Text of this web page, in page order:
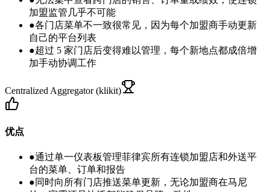
加盟监管几乎不可能
●各门店菜单不一致很常见，因为每个加盟商手动更新
自己的平台列表
●超过 5 家门店后变得难以管理，每个新地点都成倍增
加手动协调工作
Centralized Aggregator (klikit)
优点
●通过单一仪表板管理菲律宾所有连锁加盟店和外送平
台的菜单、订单和报告
●同时向所有门店推送菜单更新，无论加盟商在马尼